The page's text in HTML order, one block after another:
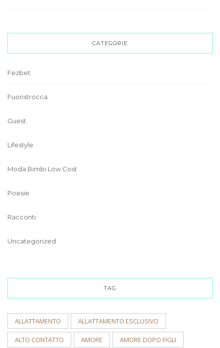
CATEGORIE
Fezbet
Fuoristrocca
Guest
Lifestyle
Moda Bimbi Low Cost
Poesie
Racconti
Uncategorized
TAG
ALLATTAMENTO ALLATTAMENTO ESCLUSIVO
ALTO CONTATTO AMORE AMORE DOPO FIGLI